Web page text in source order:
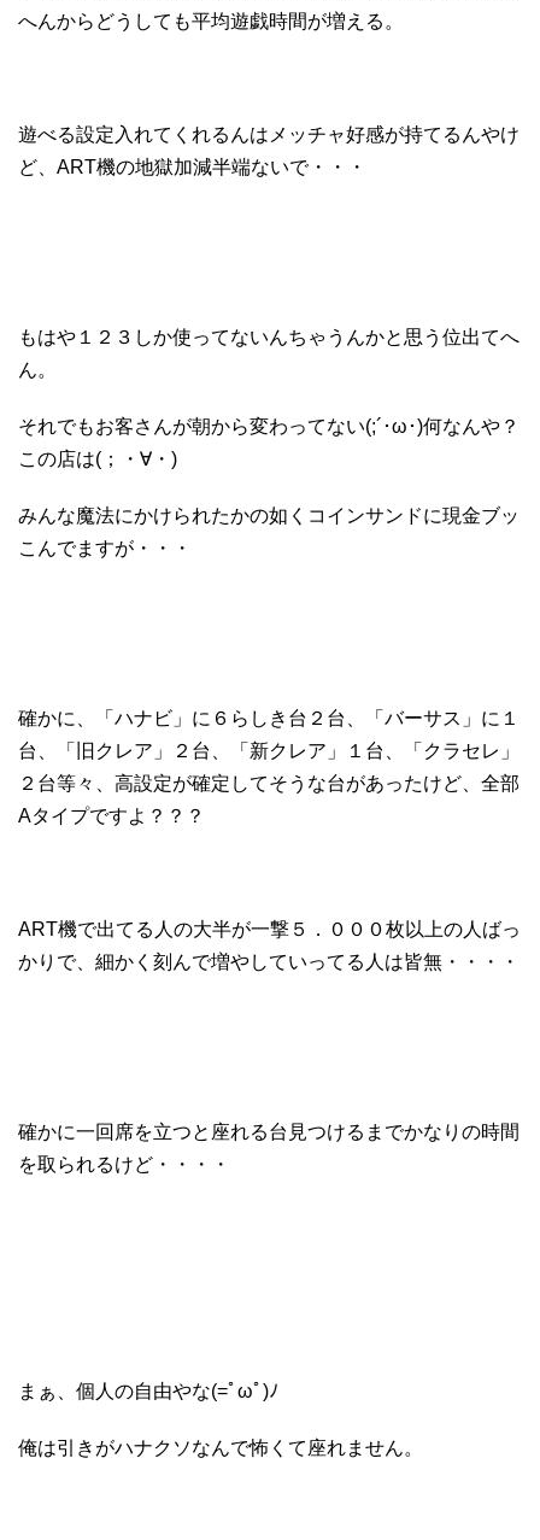
へんからどうしても平均遊戯時間が増える。
遊べる設定入れてくれるんはメッチャ好感が持てるんやけ
ど、ART機の地獄加減半端ないで・・・
もはや１２３しか使ってないんちゃうんかと思う位出てへ
ん。
それでもお客さんが朝から変わってない(;´･ω･)何なんや？
この店は(；・∀・)
みんな魔法にかけられたかの如くコインサンドに現金ブッ
こんでますが・・・
確かに、「ハナビ」に６らしき台２台、「バーサス」に１
台、「旧クレア」２台、「新クレア」１台、「クラセレ」
２台等々、高設定が確定してそうな台があったけど、全部
Aタイプですよ？？？
ART機で出てる人の大半が一撃５．０００枚以上の人ばっ
かりで、細かく刻んで増やしていってる人は皆無・・・・
確かに一回席を立つと座れる台見つけるまでかなりの時間
を取られるけど・・・・
まぁ、個人の自由やな(=ﾟωﾟ)ﾉ
俺は引きがハナクソなんで怖くて座れません。